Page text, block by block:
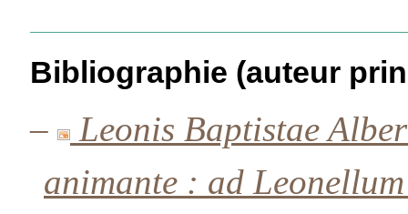
Bibliographie (auteur
–
Leonis Baptistae
animante : ad